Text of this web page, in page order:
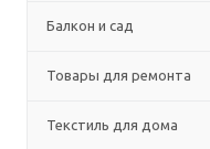
Балкон и сад
Товары для ремонта
Текстиль для дома